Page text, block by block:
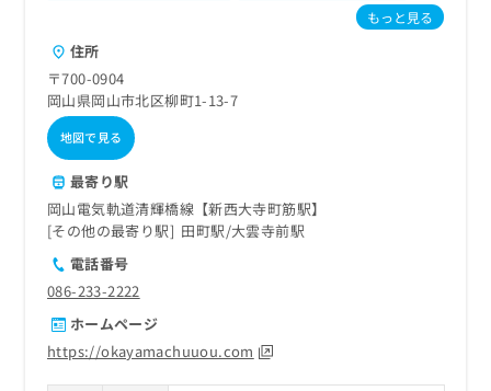
もっと見る
住所
〒700-0904
岡山県岡山市北区柳町1-13-7
地図で見る
最寄り駅
岡山電気軌道清輝橋線【新西大寺町筋駅】
その他の最寄り駅
田町駅 大雲寺前駅
電話番号
086-233-2222
ホームページ
https://okayamachuuou.com